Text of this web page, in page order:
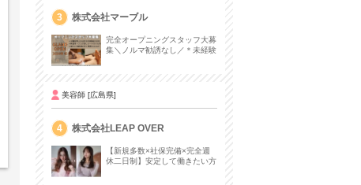
3 株式会社マーブル
完全オープニングスタッフ大募
集＼ノルマ勧誘なし／＊未経験
美容師 [広島県]
4 株式会社LEAP OVER
【新規多数×社保完備×完全週
休二日制】安定して働きたい方